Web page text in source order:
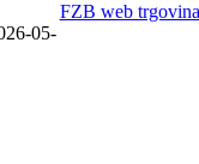
FZB web trgovina
05-